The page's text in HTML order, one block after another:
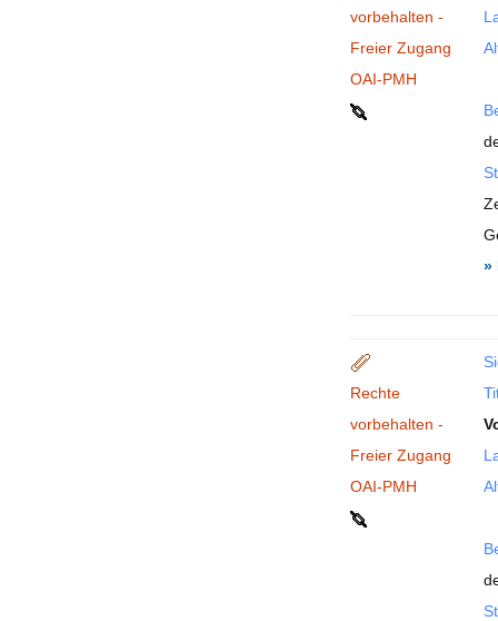
vorbehalten -
Freier Zugang
OAI-PMH
»
Rechte
vorbehalten -
Freier Zugang
OAI-PMH